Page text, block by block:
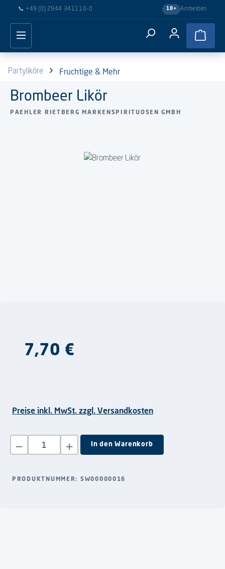
Hauptinhalt springen
📞 +49 (0) 2944 341110-0 18+ Anmelden
Partyliköre Fruchtige & Mehr
Brombeer Likör
PAEHLER RIETBERG MARKENSPIRITUOSEN GMBH
Bildergalerie überspringen
Regulärer Preis:
7,70 €
Preise inkl. MwSt. zzgl. Versandkosten
Produkt Anzahl: Gib den gewünschten Wert ein oder benutze
In den Warenkorb
PRODUKTNUMMER: SW00000016